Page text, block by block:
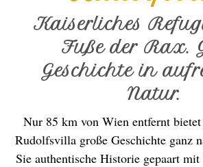
Kaiserliches
Fuße der Rax.
Geschichte in
Natur.
Nur 85 km von Wien entfernt bietet
Rudolfsvilla große Geschichte ganz
Sie authentische Historie gepaart